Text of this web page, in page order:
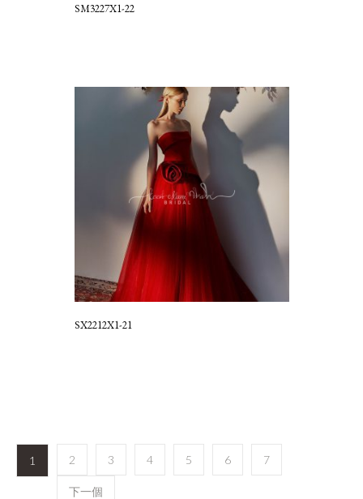
SM3227X1-22
SX2212X1-21
1 2 3 4 5 6 7
下一個